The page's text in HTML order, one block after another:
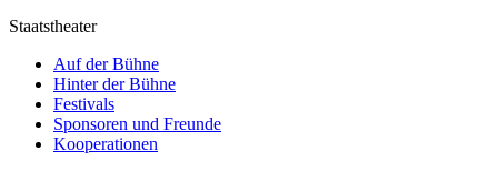
Staatstheater
Auf der Bühne
Hinter der Bühne
Festivals
Sponsoren und Freunde
Kooperationen